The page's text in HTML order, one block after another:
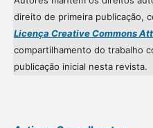
direito de primeira publicação,
Licença Creative Commons
compartilhamento do trabalho
publicação inicial nesta revista.